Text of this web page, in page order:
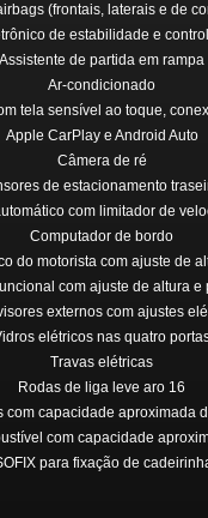
(frontais, laterais e de
de estabilidade e
Assistente de partida em rampa
Ar-condicionado
tela sensível ao toque,
Apple CarPlay e Android Auto
Câmera de ré
de estacionamento
com limitador de
Computador de bordo
do motorista com ajuste de
com ajuste de altura e
externos com ajustes
elétricos nas quatro
Travas elétricas
Rodas de liga leve aro 16
com capacidade aproximada
com capacidade
para fixação de